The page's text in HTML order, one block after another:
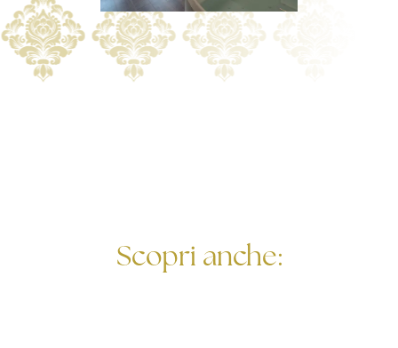
Scopri anche: